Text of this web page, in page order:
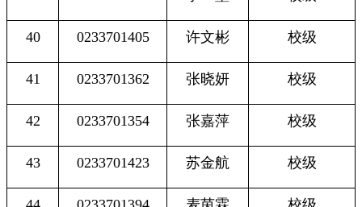
40 0233701405 许文彬 校级
41 0233701362 张晓妍 校级
42 0233701354 张嘉萍 校级
43 0233701423 苏金航 校级